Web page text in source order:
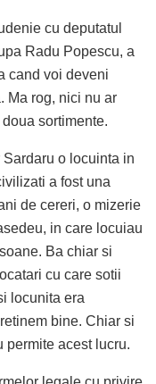
cu deputatul
Radu Popescu, a
cand voi deveni
Ma rog, nici nu ar
sortimente.
o locuinta in
a fost una
de cereri, o mizerie
in care locuiau
Ba chiar si
cu care sotii
locunita era
bine. Chiar si
permite acest lucru.